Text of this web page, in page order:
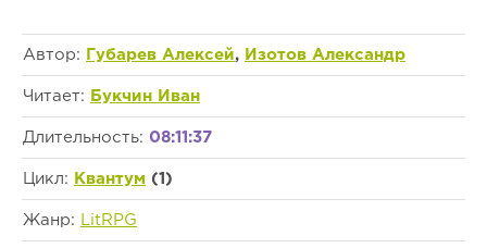
Автор: Губарев Алексей, Изотов Александр
Читает: Букчин Иван
Длительность: 08:11:37
Цикл: Квантум (1)
Жанр: LitRPG